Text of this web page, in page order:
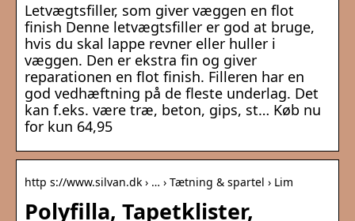
Letvægtsfiller, som giver væggen en flot
finish Denne letvægtsfiller er god at bruge,
hvis du skal lappe revner eller huller i
væggen. Den er ekstra fin og giver
reparationen en flot finish. Filleren har en
god vedhæftning på de fleste underlag. Det
kan f.eks. være træ, beton, gips, st… Køb nu
for kun 64,95
http s://www.silvan.dk › … › Tætning & spartel › Lim
Polyfilla, Tapetklister,